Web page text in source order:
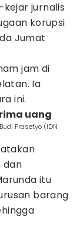
jurnalis
korupsi
Jumat
jam di
Ia
ini.
uang
Prasetyo (IDN
dan
itu
barang